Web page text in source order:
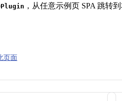
，从任意示例页 SPA 跳转
页面